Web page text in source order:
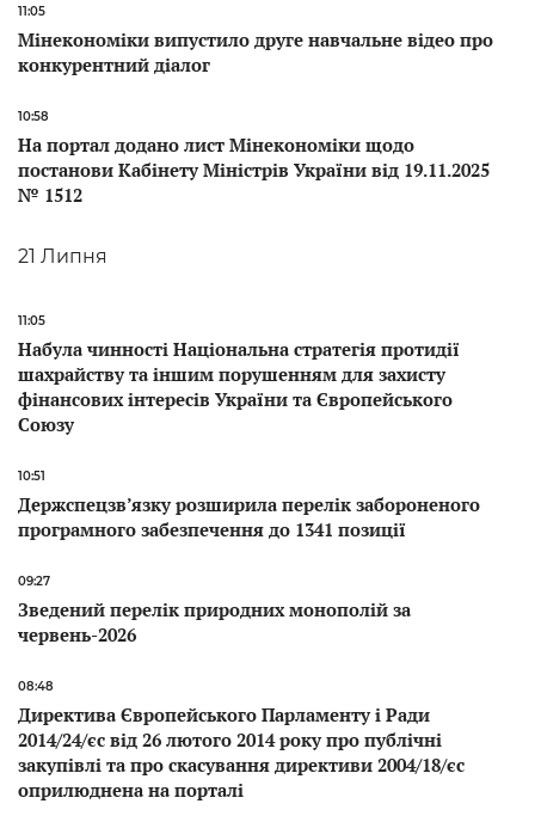
11:05
Мінекономіки випустило друге навчальне відео про
конкурентний діалог
10:58
На портал додано лист Мінекономіки щодо
постанови Кабінету Міністрів України від 19.11.2025
№ 1512
21 Липня
11:05
Набула чинності Національна стратегія протидії
шахрайству та іншим порушенням для захисту
фінансових інтересів України та Європейського
Союзу
10:51
Держспецзв’язку розширила перелік забороненого
програмного забезпечення до 1341 позиції
09:27
Зведений перелік природних монополій за
червень-2026
08:48
Директива Європейського Парламенту і Ради
2014/24/єс від 26 лютого 2014 року про публічні
закупівлі та про скасування директиви 2004/18/єс
оприлюднена на порталі